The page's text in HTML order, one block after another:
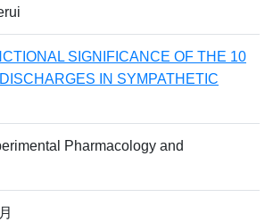
SIGNIFICANCE OF THE 10
IN SYMPATHETIC
Pharmacology and